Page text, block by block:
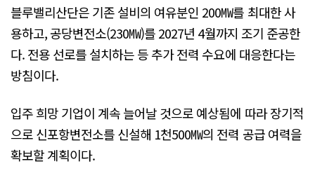
블루밸리산단은 기존 설비의 여유분인 200㎿를 최대한 사
용하고, 공당변전소(230㎿)를 2027년 4월까지 조기 준공한
다. 전용 선로를 설치하는 등 추가 전력 수요에 대응한다는
방침이다.
입주 희망 기업이 계속 늘어날 것으로 예상됨에 따라 장기적
으로 신포항변전소를 신설해 1천500㎿의 전력 공급 여력을
확보할 계획이다.